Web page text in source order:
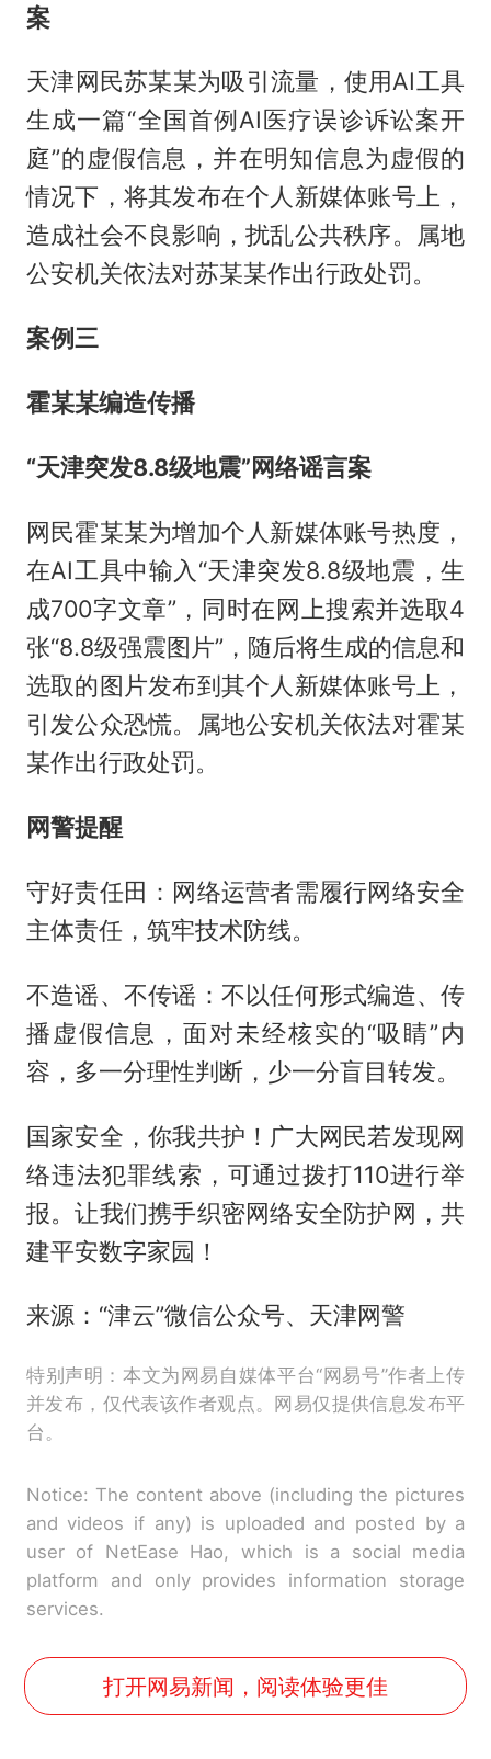
案
天津网民苏某某为吸引流量，使用AI工具
生成一篇“全国首例AI医疗误诊诉讼案开
庭”的虚假信息，并在明知信息为虚假的
情况下，将其发布在个人新媒体账号上，
造成社会不良影响，扰乱公共秩序。属地
公安机关依法对苏某某作出行政处罚。
案例三
霍某某编造传播
“天津突发8.8级地震”网络谣言案
网民霍某某为增加个人新媒体账号热度，
在AI工具中输入“天津突发8.8级地震，生
成700字文章”，同时在网上搜索并选取4
张“8.8级强震图片”，随后将生成的信息和
选取的图片发布到其个人新媒体账号上，
引发公众恐慌。属地公安机关依法对霍某
某作出行政处罚。
网警提醒
守好责任田：网络运营者需履行网络安全
主体责任，筑牢技术防线。
不造谣、不传谣：不以任何形式编造、传
播虚假信息，面对未经核实的“吸睛”内
容，多一分理性判断，少一分盲目转发。
国家安全，你我共护！广大网民若发现网
络违法犯罪线索，可通过拨打110进行举
报。让我们携手织密网络安全防护网，共
建平安数字家园！‍‍
来源：“津云”微信公众号、天津网警
特别声明：本文为网易自媒体平台“网易号”作者上传
并发布，仅代表该作者观点。网易仅提供信息发布平
台。
Notice: The content above (including the pictures
and videos if any) is uploaded and posted by a
user of NetEase Hao, which is a social media
platform and only provides information storage
services.
打开网易新闻，阅读体验更佳